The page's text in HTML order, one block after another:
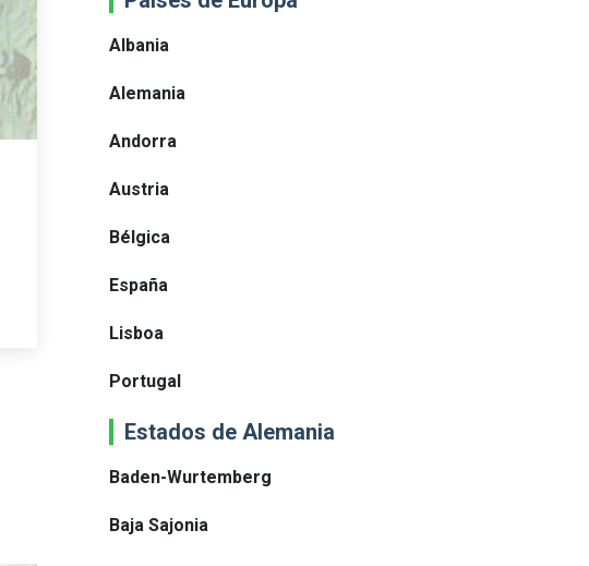
Albania
Alemania
Andorra
Austria
Bélgica
España
Lisboa
Portugal
Estados de Alemania
Baden-Wurtemberg
Baja Sajonia